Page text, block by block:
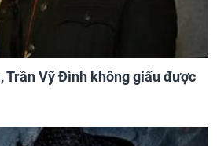
Trần Vỹ Đình không giấu được